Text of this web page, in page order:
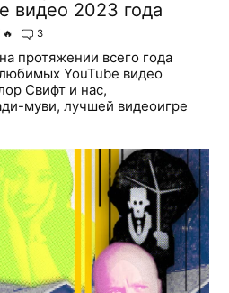
видео 2023 года
🔥 3
протяжении всего года
YouTube видео
Свифт и нас,
муви, лучшей видеоигре